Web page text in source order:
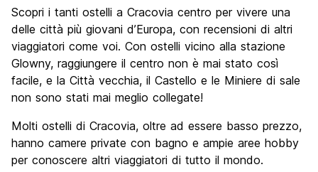
Qualita' Prezzo
9.5
Scopri i tanti ostelli a Cracovia centro per vivere una
delle città più giovani d’Europa, con recensioni di altri
viaggiatori come voi. Con ostelli vicino alla stazione
Glowny, raggiungere il centro non è mai stato così
facile, e la Città vecchia, il Castello e le Miniere di sale
non sono stati mai meglio collegate!
Molti ostelli di Cracovia, oltre ad essere basso prezzo,
hanno camere private con bagno e ampie aree hobby
per conoscere altri viaggiatori di tutto il mondo.